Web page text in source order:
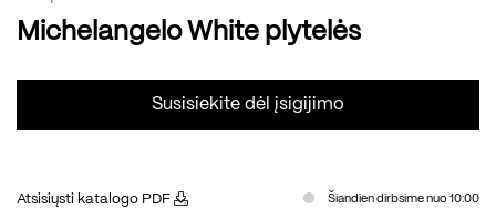
Michelangelo White plytelės
Susisiekite dėl įsigijimo
Atsisiųsti katalogo PDF Šiandien dirbsime nuo 10:00